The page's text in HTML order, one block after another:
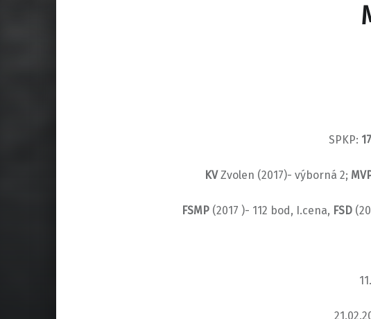
SPKP:
KVZvolen (2017)- výborná 2;
FSMP(2017 )- 112 bod, I.cena, FSD